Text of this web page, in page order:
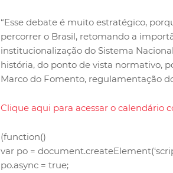
“Esse debate é muito estratégico,
percorrer o Brasil, retomando a
institucionalização do Sistema
história, do ponto de vista normativo,
Marco do Fomento, regulamentação
Clique aqui para acessar o calendário
(function()
var po =
po.async = true;